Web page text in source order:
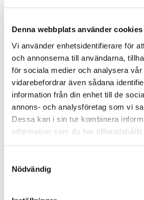
Denna webbplats använder cookies
Vi använder enhetsidentifierare för
och annonserna till användarna,
för sociala medier och analysera
vidarebefordrar även sådana
information från din enhet till de
annons- och analysföretag som vi
Dessa kan i sin tur kombinera
information som du har
Nödvändig
Ring oss
Ring oss om du har några frågor!
036-91700
Begär offert
Kontakta mig
Boka hembesök
Prata med en expert
Kontakta mig
Boka hembesök